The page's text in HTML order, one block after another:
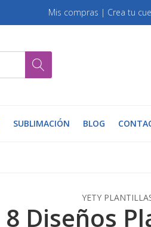
Mis compras | Crea tu
SUBLIMACIÓN BLOG
YETY
8 Diseños